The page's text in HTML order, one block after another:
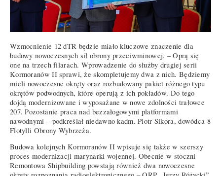
Wzmocnienie 12 dTR będzie miało kluczowe znaczenie dla
budowy nowoczesnych sił obrony przeciwminowej. – Oprą się
one na trzech filarach. Wprowadzenie do służby drugiej serii
Kormoranów II sprawi, że skompletujemy dwa z nich. Będziemy
mieli nowoczesne okręty oraz rozbudowany pakiet różnego typu
okrętów podwodnych, które operują z ich pokładów. Do tego
dojdą modernizowane i wyposażane w nowe zdolności trałowce
207. Pozostanie praca nad bezzałogowymi platformami
nawodnymi – podkreślał niedawno kadm. Piotr Sikora, dowódca 8
Flotylli Obrony Wybrzeża.
Budowa kolejnych Kormoranów II wpisuje się także w szerszy
proces modernizacji marynarki wojennej. Obecnie w stoczni
Remontowa Shipbuilding powstają również dwa nowoczesne